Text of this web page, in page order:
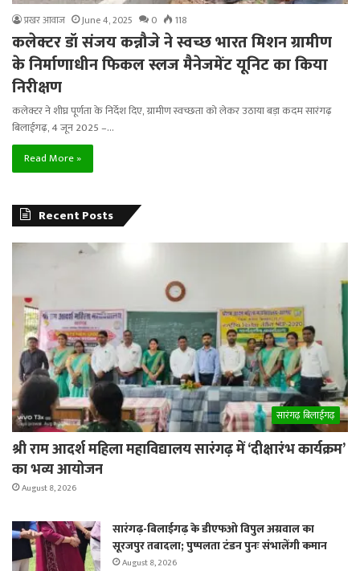
प्रखर आवाज June 4, 2025 0 118
कलेक्टर डॉ संजय कन्नौजे ने स्वच्छ भारत मिशन ग्रामीण
के निर्माणाधीन फिकल स्लज मैनेजमेंट यूनिट का किया
निरीक्षण
कलेक्टर ने शीघ्र पूर्णता के निर्देश दिए, ग्रामीण स्वच्छता को लेकर उठाया बड़ा कदम सारंगढ़
बिलाईगढ़, 4 जून 2025 –…
Read More »
Recent Posts
सारंगढ़ बिलाईगढ़
श्री राम आदर्श महिला महाविद्यालय सारंगढ़ में ‘दीक्षारंभ कार्यक्रम’
का भव्य आयोजन
August 8, 2026
सारंगढ़-बिलाईगढ़ के डीएफओ विपुल अग्रवाल का
सूरजपुर तबादला; पुष्पलता टंडन पुनः संभालेंगी कमान
August 8, 2026